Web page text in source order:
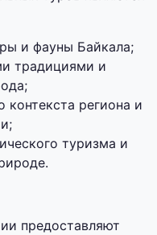
и фауны Байкала;
традициями и
контекста региона и
туризма и
предоставляют